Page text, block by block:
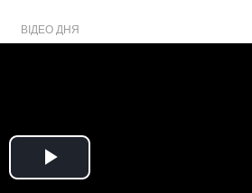
ВІДЕО ДНЯ
Play